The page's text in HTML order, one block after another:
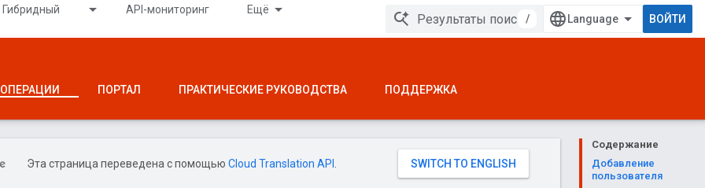
Гибридный API-мониторинг Ещё
/ ВОЙТИ
ОПЕРАЦИИ ПОРТАЛ ПРАКТИЧЕСКИЕ РУКОВОДСТВА ПОДДЕРЖКА
Содержание
Добавление
пользователя
Эта страница переведена с помощью Cloud Translation API